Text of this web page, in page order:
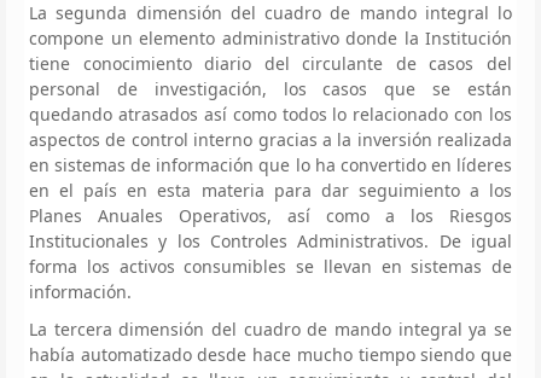
La segunda dimensión del cuadro de mando integral lo
compone un elemento administrativo donde la Institución
tiene conocimiento diario del circulante de casos del
personal de investigación, los casos que se están
quedando atrasados así como todos lo relacionado con los
aspectos de control interno gracias a la inversión realizada
en sistemas de información que lo ha convertido en líderes
en el país en esta materia para dar seguimiento a los
Planes Anuales Operativos, así como a los Riesgos
Institucionales y los Controles Administrativos. De igual
forma los activos consumibles se llevan en sistemas de
información.
La tercera dimensión del cuadro de mando integral ya se
había automatizado desde hace mucho tiempo siendo que